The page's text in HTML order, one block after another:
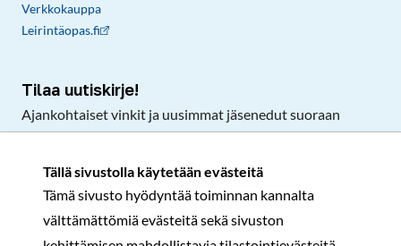
Tällä sivustolla käytetään evästeitä
Tämä sivusto hyödyntää toiminnan kannalta
välttämättömiä evästeitä sekä sivuston
Verkkokauppa
Leirintäopas.fi
Tilaa uutiskirje!
Ajankohtaiset vinkit ja uusimmat jäsenedut suoraan